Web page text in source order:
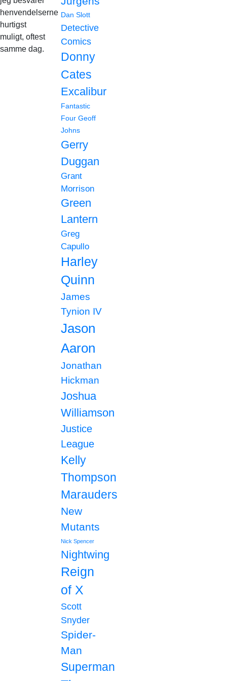
henvendelserne
hurtigst
muligt, oftest
samme dag.
Dan Slott
Detective
Comics
Donny
Cates
Excalibur
Fantastic
Four Geoff
Johns
Gerry
Duggan
Grant
Morrison
Green
Lantern
Greg
Capullo
Harley
Quinn
James
Tynion IV
Jason
Aaron
Jonathan
Hickman
Joshua
Williamson
Justice
League
Kelly
Thompson
Marauders
New
Mutants
Nick Spencer
Nightwing
Reign
of X
Scott
Snyder
Spider-
Man
Superman